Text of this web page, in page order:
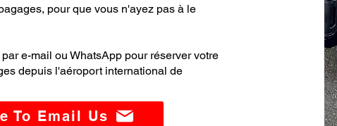
pour que vous n'ayez pas à le
e-mail ou WhatsApp pour réserver votre
depuis l'aéroport international de
To Email Us